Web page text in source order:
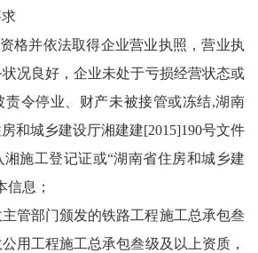
格并依法取得企业营业执照，营业执
况良好，企业未处于亏损经营状态或
责令停业、财产未被接管或冻结,湖南
和城乡建设厅湘建建[2015]190号文件
施工登记证或“湖南省住房和城乡建
信息；
管部门颁发的铁路工程施工总承包叁
用工程施工总承包叁级及以上资质，